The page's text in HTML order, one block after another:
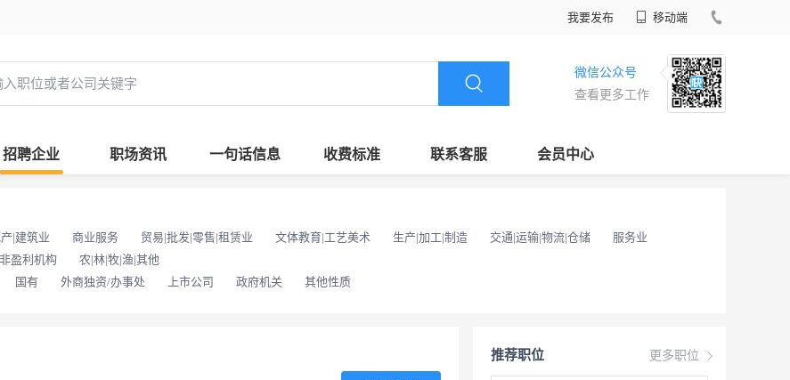
我要发布 移动端
微信公众号
查看更多工作
招聘企业 职场资讯 一句话信息 收费标准 联系客服 会员中心
|建筑业 商业服务 贸易|批发|零售|租赁业 文体教育|工艺美术 生产|加工|制造 交通|运输|物流|仓储
服务业
盈利机构
农|林|牧|渔|其他
国有 外商独资/办事处 上市公司 政府机关 其他性质
更多职位
推荐职位